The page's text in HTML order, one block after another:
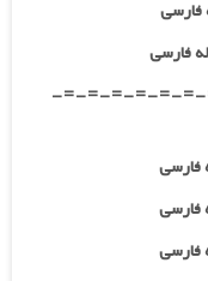
-=-=-=-=-=-